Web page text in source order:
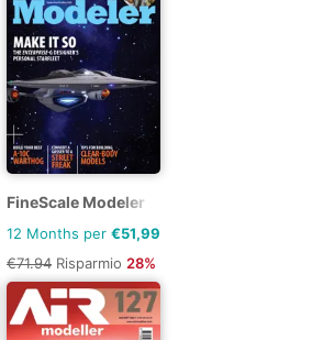
FineScale Modeler
12 Months per €51,99
€71.94 Risparmio 28%